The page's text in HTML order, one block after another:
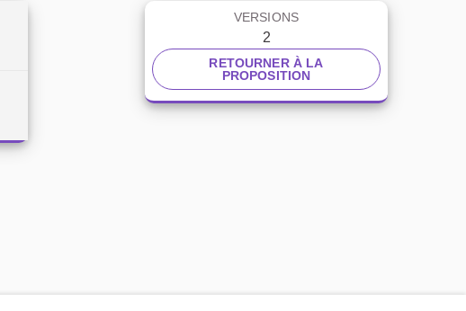
VERSIONS
2
RETOURNER À LA
PROPOSITION